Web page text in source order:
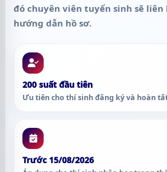
đó chuyên viên tuyển sinh sẽ liên
hướng dẫn hồ sơ.
200 suất đầu tiên
Ưu tiên cho thí sinh đăng ký và hoàn
Trước 15/08/2026